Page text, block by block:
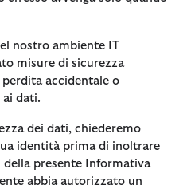
nostro ambiente IT
misure di sicurezza
accidentale o
ai dati.
dei dati, chiederemo
identità prima di inoltrare
della presente Informativa
abbia autorizzato un